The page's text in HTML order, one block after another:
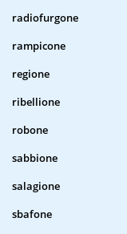
radiofurgone
rampicone
regione
ribellione
robone
sabbione
salagione
sbafone